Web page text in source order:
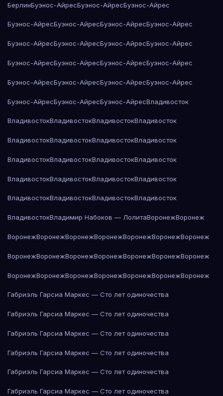
БерлинБуэнос-АйресБуэнос-АйресБуэнос-Айрес
Буэнос-АйресБуэнос-АйресБуэнос-АйресБуэнос-Айрес
Буэнос-АйресБуэнос-АйресБуэнос-АйресБуэнос-Айрес
Буэнос-АйресБуэнос-АйресБуэнос-АйресБуэнос-Айрес
Буэнос-АйресБуэнос-АйресБуэнос-АйресБуэнос-Айрес
Буэнос-АйресБуэнос-АйресБуэнос-АйресВладивосток
ВладивостокВладивостокВладивостокВладивосток
ВладивостокВладивостокВладивостокВладивосток
ВладивостокВладивостокВладивостокВладивосток
ВладивостокВладивостокВладивостокВладивосток
ВладивостокВладивостокВладивостокВладивосток
ВладивостокВладимир Набоков — ЛолитаВоронежВоронеж
ВоронежВоронежВоронежВоронежВоронежВоронежВоронеж
ВоронежВоронежВоронежВоронежВоронежВоронежВоронеж
ВоронежВоронежВоронежВоронежВоронежВоронежВоронеж
Габриэль Гарсиа Маркес — Сто лет одиночества
Габриэль Гарсиа Маркес — Сто лет одиночества
Габриэль Гарсиа Маркес — Сто лет одиночества
Габриэль Гарсиа Маркес — Сто лет одиночества
Габриэль Гарсиа Маркес — Сто лет одиночества
Габриэль Гарсиа Маркес — Сто лет одиночества